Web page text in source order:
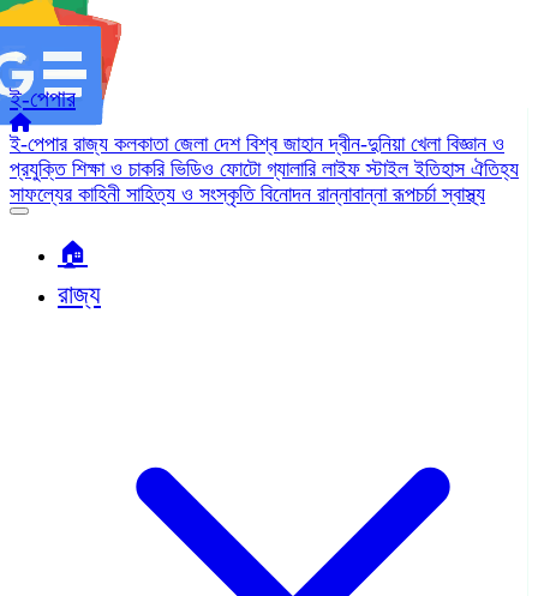
ই-পেপার
ই-পেপার রাজ্য কলকাতা জেলা দেশ বিশ্ব জাহানদ্বীন-দুনিয়া খেলা বিজ্ঞান ও
প্রযুক্তি শিক্ষা ও চাকরি ভিডিও ফোটো গ্যালারি লাইফ স্টাইলইতিহাস ঐতিহ্য
সাফল্যের কাহিনী সাহিত্য ও সংস্কৃতি বিনোদন রান্নাবান্নারূপচর্চাস্বাস্থ্য
🏠︎
রাজ্য